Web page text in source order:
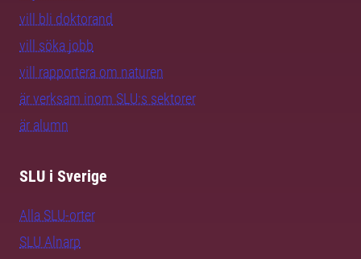
vill bli doktorand
vill söka jobb
vill rapportera om naturen
är verksam inom SLU:s sektorer
är alumn
SLU i Sverige
Alla SLU-orter
SLU Alnarp